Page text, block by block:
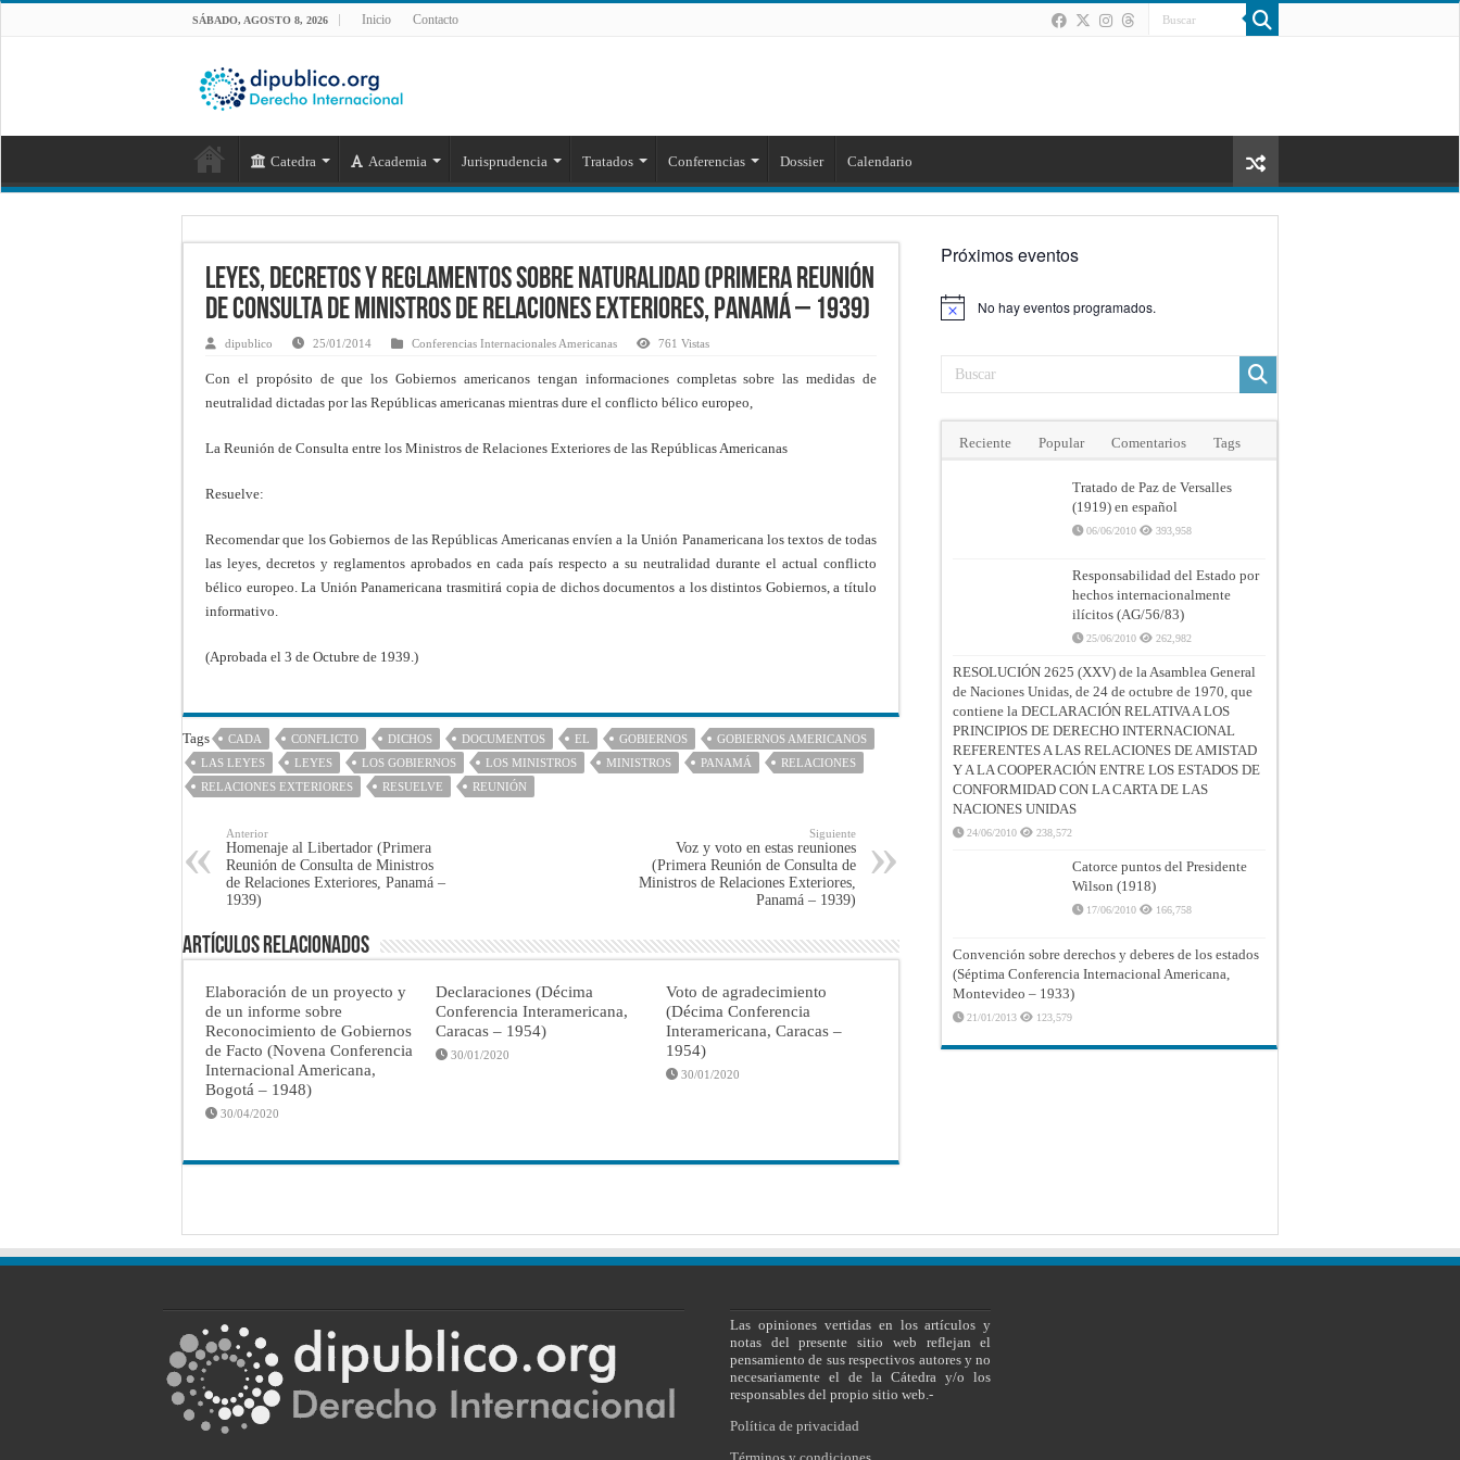
SÁBADO, AGOSTO 8, 2026 Inicio Contacto
Catedra Academia Jurisprudencia Tratados Conferencias Dossier Calendario
Leyes, decretos y reglamentos sobre naturalidad (Primera Reunión
de Consulta de Ministros de Relaciones Exteriores, Panamá – 1939)
dipublico 25/01/2014 Conferencias Internacionales Americanas 761 Vistas
Con el propósito de que los Gobiernos americanos tengan informaciones completas sobre las medidas de
neutralidad dictadas por las Repúblicas americanas mientras dure el conflicto bélico europeo,
La Reunión de Consulta entre los Ministros de Relaciones Exteriores de las Repúblicas Americanas
Resuelve:
Recomendar que los Gobiernos de las Repúblicas Americanas envíen a la Unión Panamericana los textos de todas
las leyes, decretos y reglamentos aprobados en cada país respecto a su neutralidad durante el actual conflicto
bélico europeo. La Unión Panamericana trasmitirá copia de dichos documentos a los distintos Gobiernos, a título
informativo.
(Aprobada el 3 de Octubre de 1939.)
Tags CADA CONFLICTO DICHOS DOCUMENTOS EL GOBIERNOS
GOBIERNOS AMERICANOS
LAS LEYES
LEYES LOS GOBIERNOS LOS MINISTROS MINISTROS PANAMÁ
RELACIONES
RELACIONES EXTERIORES
RESUELVE REUNIÓN
Anterior
Homenaje al Libertador (Primera
Reunión de Consulta de Ministros
de Relaciones Exteriores, Panamá –
1939)
Siguiente
Voz y voto en estas reuniones
(Primera Reunión de Consulta de
Ministros de Relaciones Exteriores,
Panamá – 1939)
Artículos Relacionados
Elaboración de un proyecto y
de un informe sobre
Reconocimiento de Gobiernos
de Facto (Novena Conferencia
Internacional Americana,
Bogotá – 1948)
30/04/2020
Declaraciones (Décima
Conferencia Interamericana,
Caracas – 1954)
30/01/2020
Voto de agradecimiento
(Décima Conferencia
Interamericana, Caracas –
1954)
30/01/2020
Próximos eventos
Aviso No hay eventos programados.
Reciente Popular Comentarios Tags
Tratado de Paz de Versalles
(1919) en español
06/06/2010 393,958
Responsabilidad del Estado por
hechos internacionalmente
ilícitos (AG/56/83)
25/06/2010 262,982
RESOLUCIÓN 2625 (XXV) de la Asamblea General
de Naciones Unidas, de 24 de octubre de 1970, que
contiene la DECLARACIÓN RELATIVA A LOS
PRINCIPIOS DE DERECHO INTERNACIONAL
REFERENTES A LAS RELACIONES DE AMISTAD
Y A LA COOPERACIÓN ENTRE LOS ESTADOS DE
CONFORMIDAD CON LA CARTA DE LAS
NACIONES UNIDAS
24/06/2010 238,572
Catorce puntos del Presidente
Wilson (1918)
17/06/2010 166,758
Convención sobre derechos y deberes de los estados
(Séptima Conferencia Internacional Americana,
Montevideo – 1933)
21/01/2013 123,579
Las opiniones vertidas en los artículos y
notas del presente sitio web reflejan el
pensamiento de sus respectivos autores y no
necesariamente el de la Cátedra y/o los
responsables del propio sitio web.-
Política de privacidad